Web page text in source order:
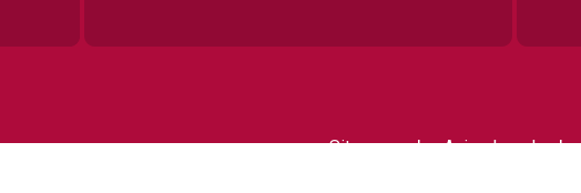
Sitemap | Aviso Legal |